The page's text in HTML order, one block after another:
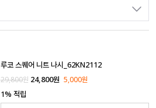
루코 스퀘어 니트 나시_62KN2112
29,800원 24,800원 5,000원
1% 적립